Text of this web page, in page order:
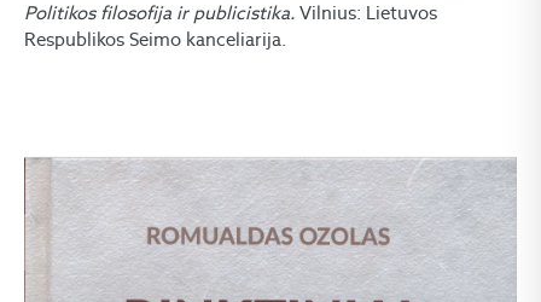
Politikos filosofija ir publicistika. Vilnius: Lietuvos
Respublikos Seimo kanceliarija.